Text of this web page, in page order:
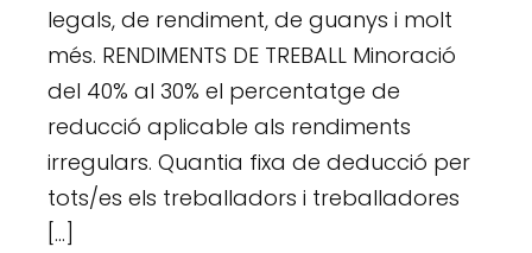
legals, de rendiment, de guanys i molt
més. RENDIMENTS DE TREBALL Minoració
del 40% al 30% el percentatge de
reducció aplicable als rendiments
irregulars. Quantia fixa de deducció per
tots/es els treballadors i treballadores
[…]